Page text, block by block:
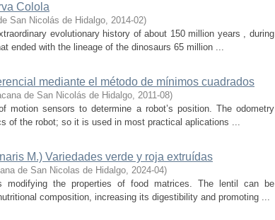
Colola
San Nicolás de Hidalgo, 2014-02)
evolutionary history of about 150 million years , during
ended with the lineage of the dinosaurs 65 million ...
mediante el método de mínimos cuadrados
de San Nicolás de Hidalgo, 2011-08)
motion sensors to determine a robot’s position. The odometry
of the robot; so it is used in most practical aplications ...
M.) Variedades verde y roja extruídas
de San Nicolas de Hidalgo, 2024-04)
modifying the properties of food matrices. The lentil can be
composition, increasing its digestibility and promoting ...